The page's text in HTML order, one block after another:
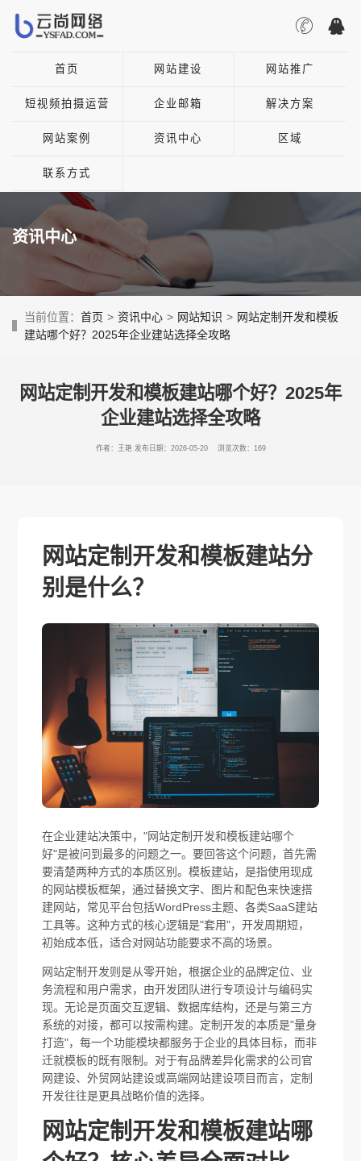
首页 网站建设 网站推广
短视频拍摄运营 企业邮箱 解决方案
网站案例 资讯中心 区域
联系方式
资讯中心
当前位置： 首页 > 资讯中心 > 网站知识 > 网站定制开发和模板
建站哪个好？2025年企业建站选择全攻略
网站定制开发和模板建站哪个好？2025年
企业建站选择全攻略
作者：王艳 发布日期：2026-05-20 浏览次数：169
网站定制开发和模板建站分
别是什么？
在企业建站决策中，"网站定制开发和模板建站哪个
好"是被问到最多的问题之一。要回答这个问题，首先需
要清楚两种方式的本质区别。模板建站，是指使用现成
的网站模板框架，通过替换文字、图片和配色来快速搭
建网站，常见平台包括WordPress主题、各类SaaS建站
工具等。这种方式的核心逻辑是"套用"，开发周期短，
初始成本低，适合对网站功能要求不高的场景。
网站定制开发则是从零开始，根据企业的品牌定位、业
务流程和用户需求，由开发团队进行专项设计与编码实
现。无论是页面交互逻辑、数据库结构，还是与第三方
系统的对接，都可以按需构建。定制开发的本质是"量身
打造"，每一个功能模块都服务于企业的具体目标，而非
迁就模板的既有限制。对于有品牌差异化需求的公司官
网建设、外贸网站建设或高端网站建设项目而言，定制
开发往往是更具战略价值的选择。
网站定制开发和模板建站哪